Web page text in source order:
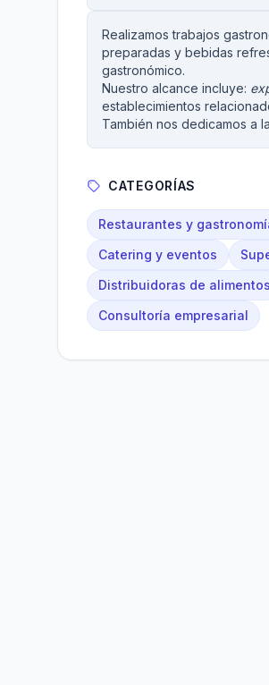
Realizamos trabajos
preparadas y bebidas
gastronómico.
Nuestro alcance incluye:
establecimientos
También nos dedicamos a
CATEGORÍAS
Restaurantes y
Catering y eventos
Distribuidoras de alimentos
Consultoría empresarial